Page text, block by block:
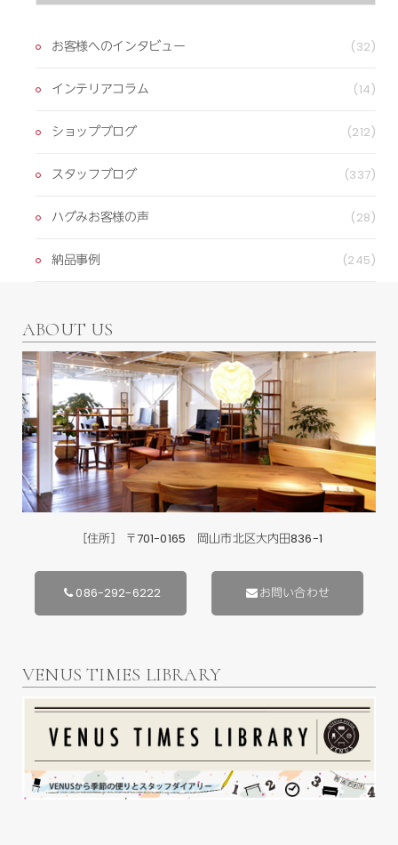
お客様へのインタビュー (32)
インテリアコラム (14)
ショップブログ (212)
スタッフブログ (337)
ハグみお客様の声 (28)
納品事例 (245)
ABOUT US
［住所］ 〒701-0165 岡山市北区大内田836-1
086-292-6222 お問い合わせ
VENUS TIMES LIBRARY